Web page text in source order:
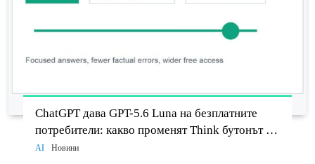
ChatGPT дава GPT-5.6 Luna на безплатните
потребители: какво променят Think бутонът и
новият Sol
AI Новини